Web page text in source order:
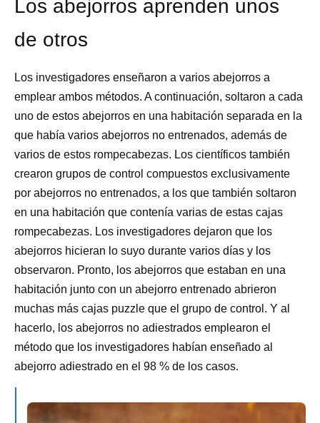
Los abejorros aprenden unos
de otros
Los investigadores enseñaron a varios abejorros a
emplear ambos métodos. A continuación, soltaron a cada
uno de estos abejorros en una habitación separada en la
que había varios abejorros no entrenados, además de
varios de estos rompecabezas. Los científicos también
crearon grupos de control compuestos exclusivamente
por abejorros no entrenados, a los que también soltaron
en una habitación que contenía varias de estas cajas
rompecabezas. Los investigadores dejaron que los
abejorros hicieran lo suyo durante varios días y los
observaron. Pronto, los abejorros que estaban en una
habitación junto con un abejorro entrenado abrieron
muchas más cajas puzzle que el grupo de control. Y al
hacerlo, los abejorros no adiestrados emplearon el
método que los investigadores habían enseñado al
abejorro adiestrado en el 98 % de los casos.